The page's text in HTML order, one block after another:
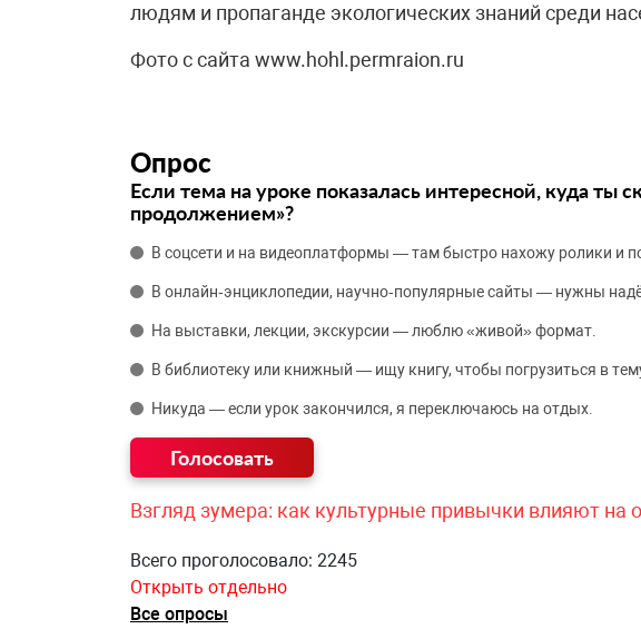
людям и пропаганде экологических знаний среди
Фото с сайта www.hohl.permraion.ru
Опрос
Если тема на уроке показалась интересной, куда ты
продолжением»?
В соцсети и на видеоплатформы — там быстро нахожу ролики и
В онлайн‑энциклопедии, научно‑популярные сайты — нужны
На выставки, лекции, экскурсии — люблю «живой» формат.
В библиотеку или книжный — ищу книгу, чтобы погрузиться в
Никуда — если урок закончился, я переключаюсь на отдых.
Взгляд зумера: как культурные привычки влияют на
Всего проголосовало: 2245
Открыть отдельно
Все опросы